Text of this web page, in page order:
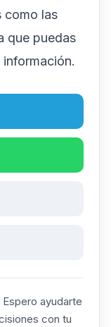
como las
que puedas
ayudarte
con tu